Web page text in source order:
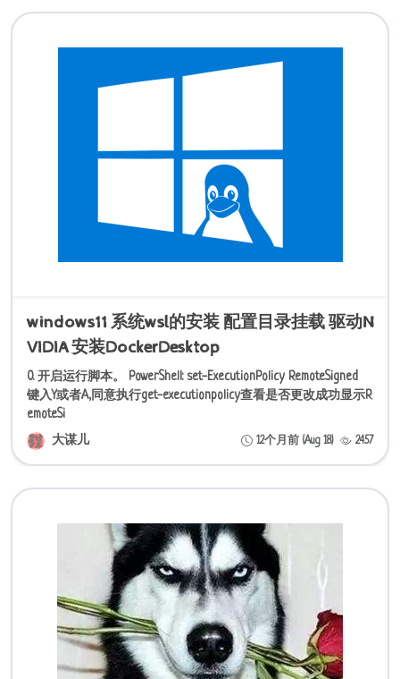
windows11 系统wsl的安装 配置目录挂载 驱动N
VIDIA 安装DockerDesktop
0. 开启运行脚本。 PowerShell: set-ExecutionPolicy RemoteSigned
键入Y或者A,同意执行get-executionpolicy查看是否更改成功显示R
emoteSi
大谋儿
12个月前 (Aug 18) 2457